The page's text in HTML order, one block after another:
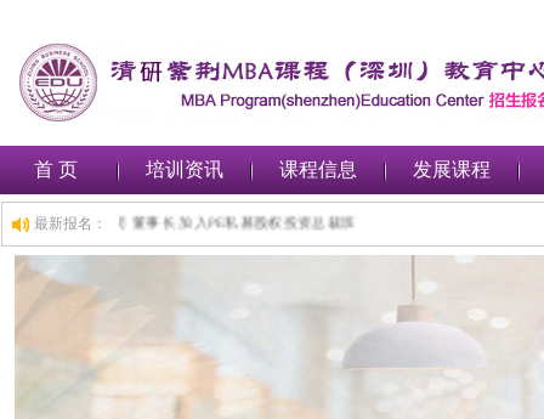
首 页 培训资讯 课程信息 发展课程
最新报名：
金融集团有限公司 董事长 加入PE私募股权投资总裁班